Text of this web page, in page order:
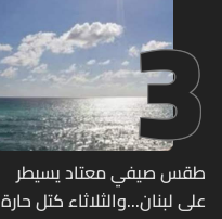
3
طقس صيفي معتاد يسيطر
على لبنان...والثلاثاء كتل حارة